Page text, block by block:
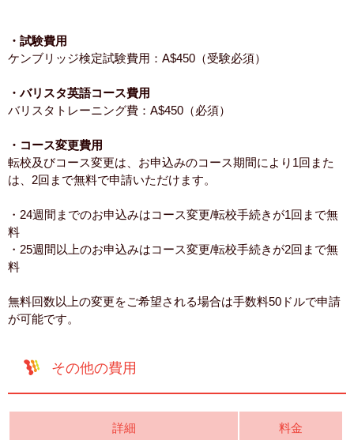
・試験費用
ケンブリッジ検定試験費用：A$450（受験必須）
・バリスタ英語コース費用
バリスタトレーニング費：A$450（必須）
・コース変更費用
転校及びコース変更は、お申込みのコース期間により1回また
は、2回まで無料で申請いただけます。
・24週間までのお申込みはコース変更/転校手続きが1回まで無
料
・25週間以上のお申込みはコース変更/転校手続きが2回まで無
料
無料回数以上の変更をご希望される場合は手数料50ドルで申請
が可能です。
その他の費用
詳細 料金